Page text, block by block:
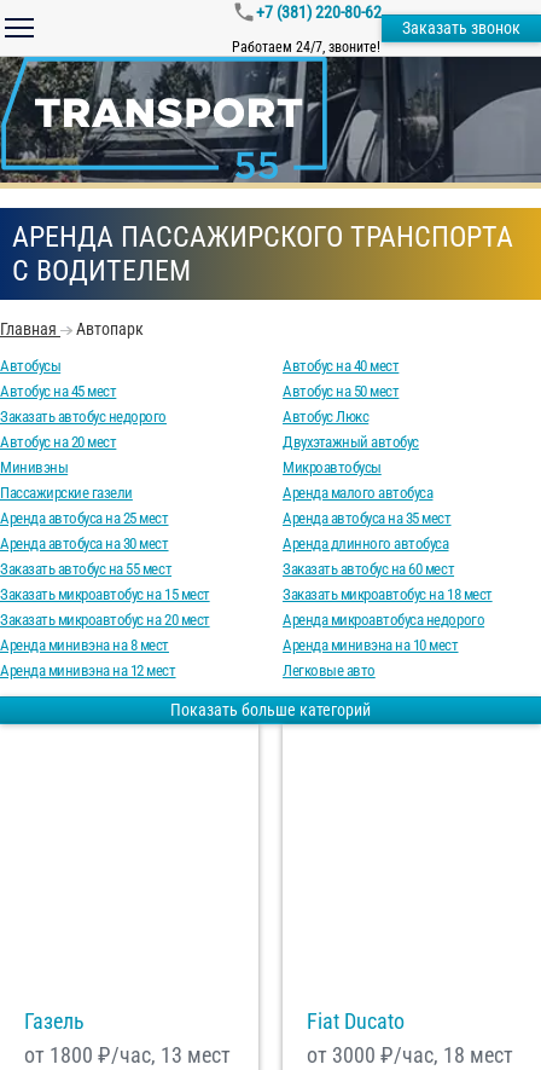
+7 (381) 220-80-62
Работаем 24/7, звоните!
Заказать звонок
АРЕНДА ПАССАЖИРСКОГО ТРАНСПОРТА
С ВОДИТЕЛЕМ
Главная Автопарк
Автобусы
Автобус на 40 мест
Автобус на 45 мест
Автобус на 50 мест
Заказать автобус недорого
Автобус Люкс
Автобус на 20 мест
Двухэтажный автобус
Минивэны
Микроавтобусы
Пассажирские газели
Аренда малого автобуса
Аренда автобуса на 25 мест
Аренда автобуса на 35 мест
Аренда автобуса на 30 мест
Аренда длинного автобуса
Заказать автобус на 55 мест
Заказать автобус на 60 мест
Заказать микроавтобус на 15 мест
Заказать микроавтобус на 18 мест
Заказать микроавтобус на 20 мест
Аренда микроавтобуса недорого
Аренда минивэна на 8 мест
Аренда минивэна на 10 мест
Аренда минивэна на 12 мест
Легковые авто
Показать больше категорий
Газель
от 1800 ₽/час, 13 мест
Fiat Ducato
от 3000 ₽/час, 18 мест
СПолитикой конфиденциальностиознакомлен(а), даю согласие на
обработку моих Персональных данных
Отправить заказ